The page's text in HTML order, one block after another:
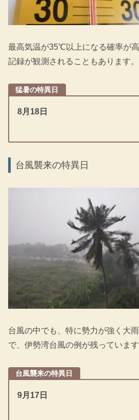
最高気温が35℃以上になる確率が
記録が観測されることもあります。
猛暑の特異日
8月18日
台風襲来の特異日
台風の中でも、特に勢力が強く大
で、伊勢湾台風の例が残っています
台風襲来の特異日
9月17日